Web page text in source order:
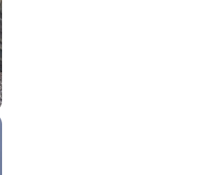
Zoom on image